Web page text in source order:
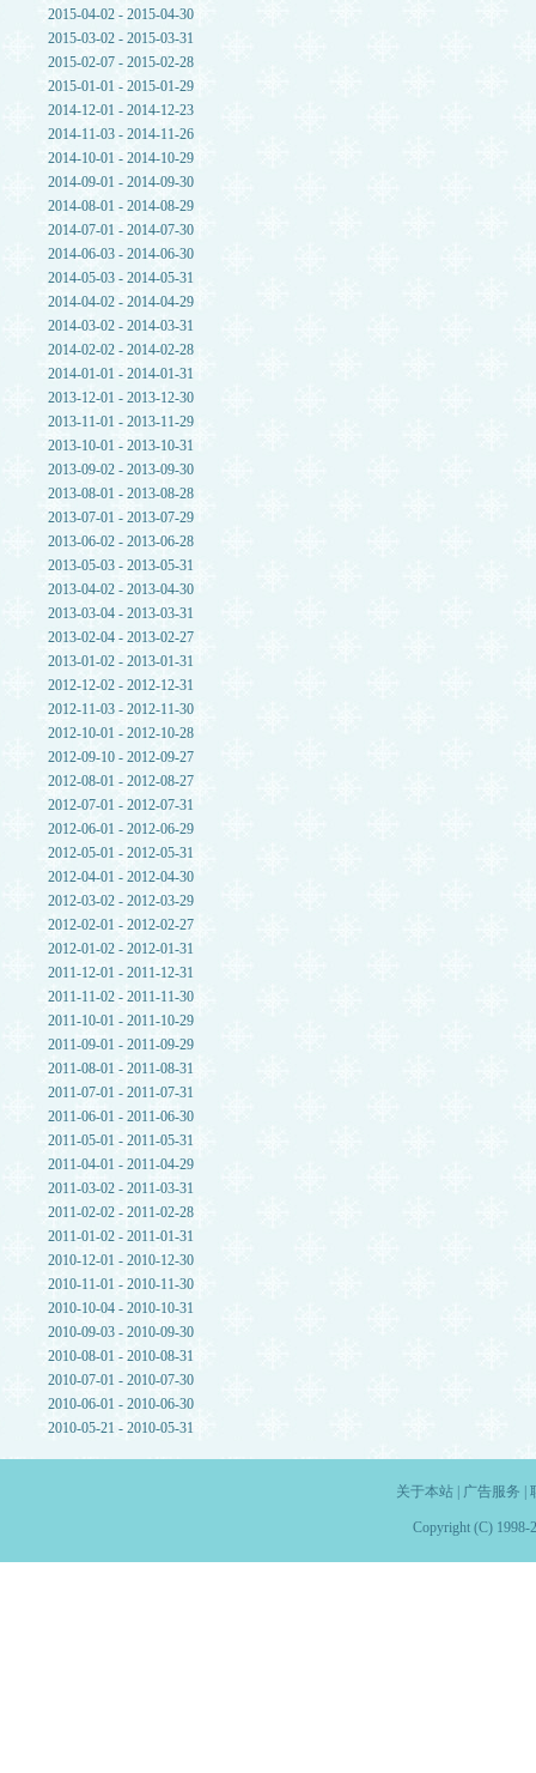
2015-04-02 - 2015-04-30
2015-03-02 - 2015-03-31
2015-02-07 - 2015-02-28
2015-01-01 - 2015-01-29
2014-12-01 - 2014-12-23
2014-11-03 - 2014-11-26
2014-10-01 - 2014-10-29
2014-09-01 - 2014-09-30
2014-08-01 - 2014-08-29
2014-07-01 - 2014-07-30
2014-06-03 - 2014-06-30
2014-05-03 - 2014-05-31
2014-04-02 - 2014-04-29
2014-03-02 - 2014-03-31
2014-02-02 - 2014-02-28
2014-01-01 - 2014-01-31
2013-12-01 - 2013-12-30
2013-11-01 - 2013-11-29
2013-10-01 - 2013-10-31
2013-09-02 - 2013-09-30
2013-08-01 - 2013-08-28
2013-07-01 - 2013-07-29
2013-06-02 - 2013-06-28
2013-05-03 - 2013-05-31
2013-04-02 - 2013-04-30
2013-03-04 - 2013-03-31
2013-02-04 - 2013-02-27
2013-01-02 - 2013-01-31
2012-12-02 - 2012-12-31
2012-11-03 - 2012-11-30
2012-10-01 - 2012-10-28
2012-09-10 - 2012-09-27
2012-08-01 - 2012-08-27
2012-07-01 - 2012-07-31
2012-06-01 - 2012-06-29
2012-05-01 - 2012-05-31
2012-04-01 - 2012-04-30
2012-03-02 - 2012-03-29
2012-02-01 - 2012-02-27
2012-01-02 - 2012-01-31
2011-12-01 - 2011-12-31
2011-11-02 - 2011-11-30
2011-10-01 - 2011-10-29
2011-09-01 - 2011-09-29
2011-08-01 - 2011-08-31
2011-07-01 - 2011-07-31
2011-06-01 - 2011-06-30
2011-05-01 - 2011-05-31
2011-04-01 - 2011-04-29
2011-03-02 - 2011-03-31
2011-02-02 - 2011-02-28
2011-01-02 - 2011-01-31
2010-12-01 - 2010-12-30
2010-11-01 - 2010-11-30
2010-10-04 - 2010-10-31
2010-09-03 - 2010-09-30
2010-08-01 - 2010-08-31
2010-07-01 - 2010-07-30
2010-06-01 - 2010-06-30
2010-05-21 - 2010-05-31
关于本站| 广告服务
Copyright (C) 1998-